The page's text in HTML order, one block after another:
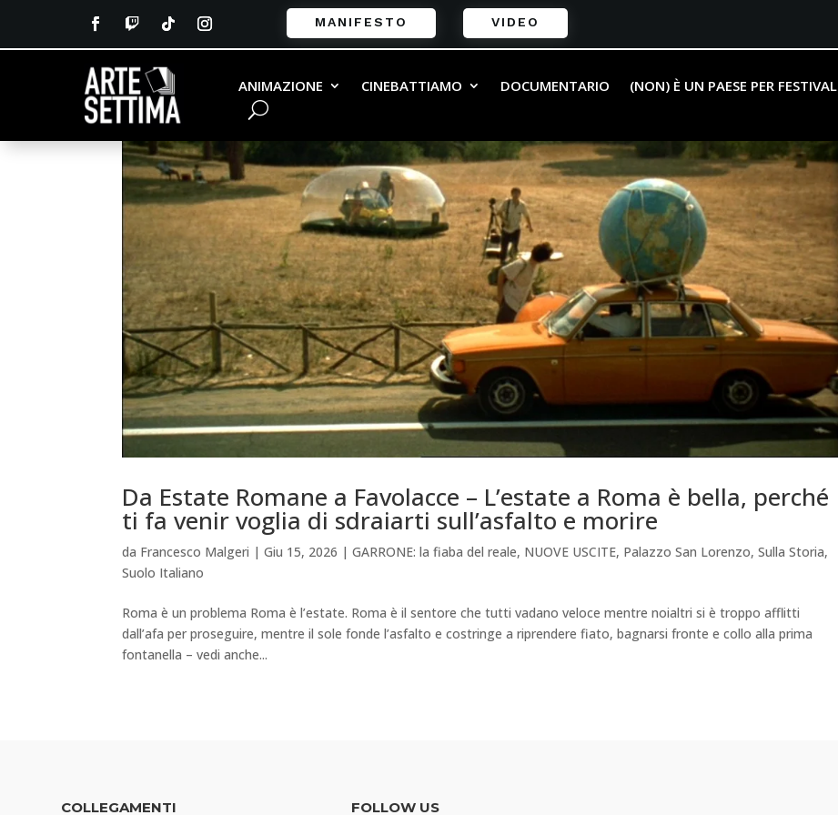
MANIFESTO VIDEO
ANIMAZIONE CINEBATTIAMO DOCUMENTARIO (NON) È UN PAESE PER FESTIVAL
Da Estate Romane a Favolacce – L’estate a Roma è bella, perché
ti fa venir voglia di sdraiarti sull’asfalto e morire
da Francesco Malgeri |Giu 15, 2026 |GARRONE: la fiaba del reale, NUOVE USCITE, Palazzo San Lorenzo,Sulla Storia,
Suolo Italiano
Roma è un problema Roma è l’estate. Roma è il sentore che tutti vadano veloce mentre noialtri si è troppo afflitti
dall’afa per proseguire, mentre il sole fonde l’asfalto e costringe a riprendere fiato, bagnarsi fronte e collo alla prima
fontanella – vedi anche...
COLLEGAMENTI FOLLOW US